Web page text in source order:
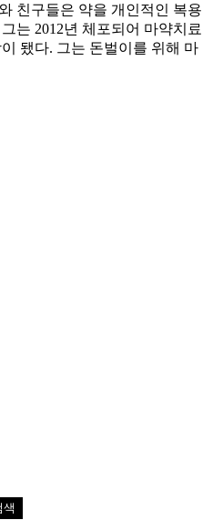
친구들은 약을 개인적인 복용
는 2012년 체포되어 마약치료
됐다. 그는 돈벌이를 위해 마